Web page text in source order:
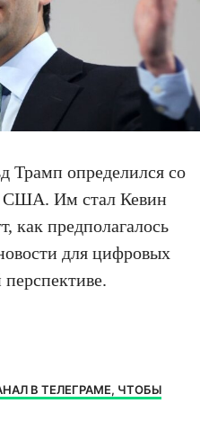
определился со
Им стал Кевин
как предполагалось
для цифровых
перспективе.
В ТЕЛЕГРАМЕ, ЧТОБЫ